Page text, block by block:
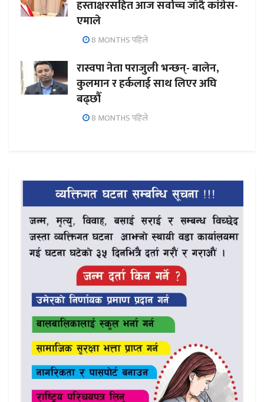
हस्ताक्षरसहित आज सर्वोच्च जाँदै कांग्रेस-
एमाले
8 MONTHS पहिले
रास्वपा नेता पराजुली भन्छन्- बालेन,
कुलमान र हर्कलाई साथ लिएर अघि
बढ्छौँ
8 MONTHS पहिले